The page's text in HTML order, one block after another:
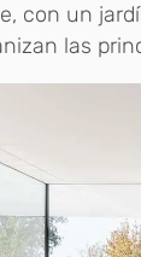
con un
las